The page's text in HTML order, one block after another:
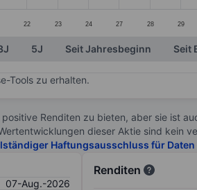
22 23 24 27 28 29
5J Seit Jahresbeginn Seit
Tools zu erhalten.
Renditen zu bieten, aber sie ist
dieser Aktie sind kein
Haftungsausschluss für Daten
07-Aug.-2026
Renditen